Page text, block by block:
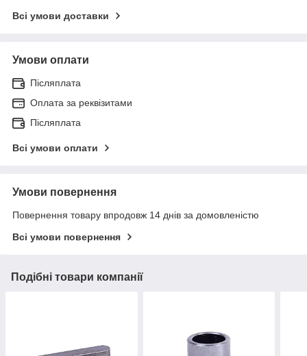
Всі умови доставки
Умови оплати
Післяплата
Оплата за реквізитами
Післяплата
Всі умови оплати
Умови повернення
Повернення товару впродовж 14 днів за домовленістю
Всі умови повернення
Подібні товари компанії